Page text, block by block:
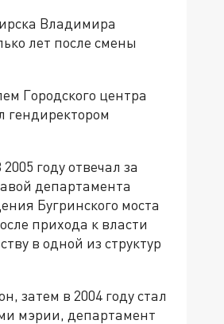
Владимира
лет после смены
Городского центра
гендиректором
году отвечал за
департамента
Бугринского моста
прихода к власти
в одной из структур
затем в 2004 году стал
мэрии, департамент